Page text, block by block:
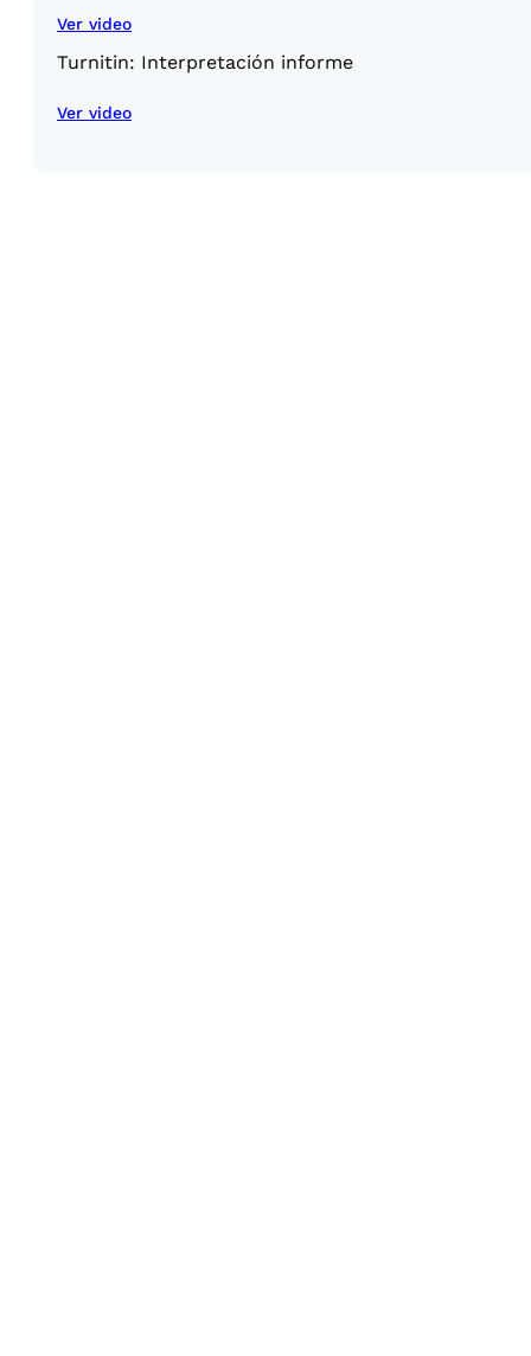
Ver video
Turnitin: Interpretación informe
Ver video